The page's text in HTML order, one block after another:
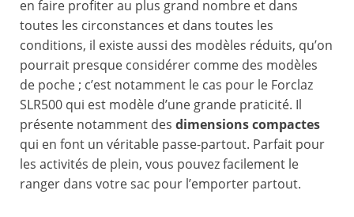
en faire profiter au plus grand nombre et dans
toutes les circonstances et dans toutes les
conditions, il existe aussi des modèles réduits, qu’on
pourrait presque considérer comme des modèles
de poche ; c’est notamment le cas pour le Forclaz
SLR500 qui est modèle d’une grande praticité. Il
présente notamment des dimensions compactes
qui en font un véritable passe-partout. Parfait pour
les activités de plein, vous pouvez facilement le
ranger dans votre sac pour l’emporter partout.